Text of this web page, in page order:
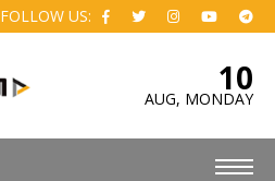
FOLLOW US:
10
AUG, MONDAY